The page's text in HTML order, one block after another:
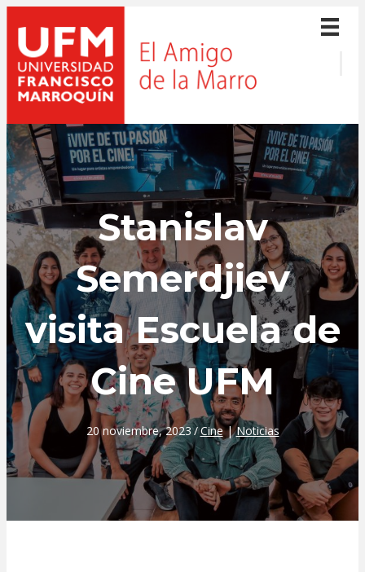
Stanislav
Semerdjiev
visita Escuela de
Cine UFM
20 noviembre, 2023/Cine|Noticias